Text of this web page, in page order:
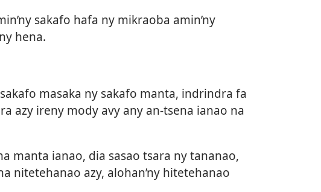
sakafo hafa ny mikraoba amin’ny
hena.
masaka ny sakafo manta, indrindra fa
azy ireny mody avy any an-tsena ianao na
manta ianao, dia sasao tsara ny tananao,
nitetehanao azy, alohan’ny hitetehanao